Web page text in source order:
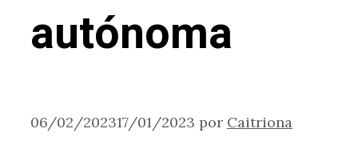
autónoma
06/02/202317/01/2023 por Caitriona